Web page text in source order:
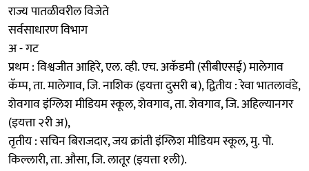
राज्य पातळीवरील विजेते
सर्वसाधारण विभाग
अ - गट
प्रथम : विश्वजीत आहिरे, एल. व्ही. एच. अकॅडमी (सीबीएसई) मालेगाव
कॅम्प, ता. मालेगाव, जि. नाशिक (इयत्ता दुसरी ब), द्वितीय : रेवा भातलावंडे,
शेवगाव इंग्लिश मीडियम स्कूल, शेवगाव, ता. शेवगाव, जि. अहिल्यानगर
(इयत्ता २री अ),
तृतीय : सचिन बिराजदार, जय क्रांती इंग्लिश मीडियम स्कूल, मु. पो.
किल्लारी, ता. औसा, जि. लातूर (इयत्ता १ली).